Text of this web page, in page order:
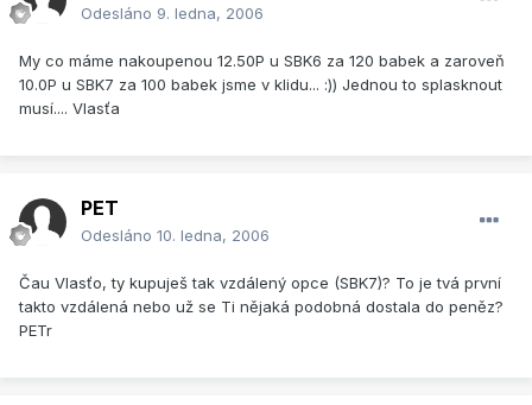
Odesláno 9. ledna, 2006
My co máme nakoupenou 12.50P u SBK6 za 120 babek a zaroveň
10.0P u SBK7 za 100 babek jsme v klidu... :)) Jednou to splasknout
musí.... Vlasťa
PET
Odesláno 10. ledna, 2006
Čau Vlasťo, ty kupuješ tak vzdálený opce (SBK7)? To je tvá první
takto vzdálená nebo už se Ti nějaká podobná dostala do peněz?
PETr